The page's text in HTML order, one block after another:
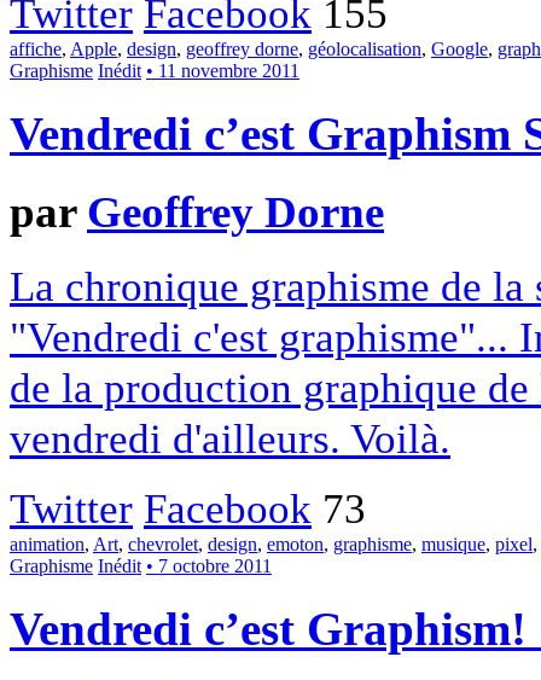
Twitter Facebook 155
affiche, Apple, design, geoffrey dorne, géolocalisation, Google,
Graphisme Inédit • 11 novembre 2011
Vendredi c’est Graphism
par Geoffrey Dorne
La chronique graphisme de la
"Vendredi c'est graphisme"...
de la production graphique
vendredi d'ailleurs. Voilà.
Twitter Facebook 73
animation, Art, chevrolet, design, emoton, graphisme, musique, pixel,
Graphisme Inédit • 7 octobre 2011
Vendredi c’est Graphism!